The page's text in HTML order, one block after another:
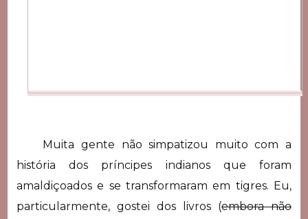
Muita gente não simpatizou muito com a
história dos príncipes indianos que foram
amaldiçoados e se transformaram em tigres. Eu,
particularmente, gostei dos livros (embora não